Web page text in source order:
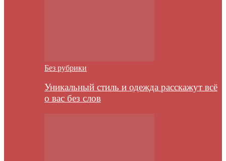
Без рубрики
Уникальный стиль и одежда расскажут всё
о вас без слов